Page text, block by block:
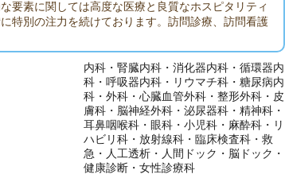
要素に関しては高度な医療と良質なホスピタリティ
特別の注力を続けております。訪問診療、訪問看護
内科・腎臓内科・消化器内科・循環器内
科・呼吸器内科・リウマチ科・糖尿病内
科・外科・心臓血管外科・整形外科・皮
膚科・脳神経外科・泌尿器科・精神科・
耳鼻咽喉科・眼科・小児科・麻酔科・リ
ハビリ科・放射線科・臨床検査科・救
急・人工透析・人間ドック・脳ドック・
健康診断・女性診療科